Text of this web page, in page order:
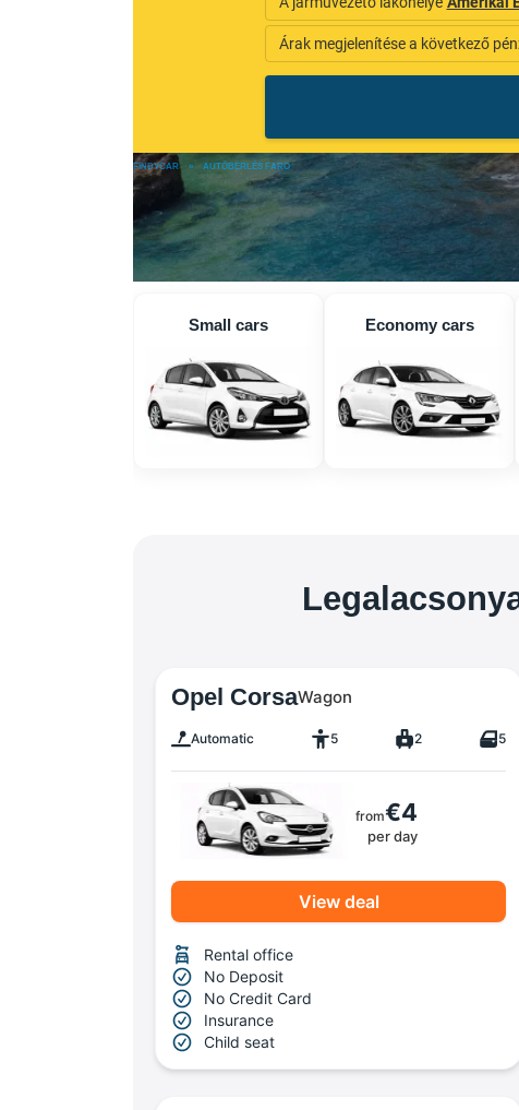
FINDYCAR » AUTÓBÉRLÉS FARO
Small cars Economy cars
Opel CorsaWagon
Automatic 5 2 5
from€4
per day
View deal
Rental office
No Deposit
No Credit Card
Insurance
Child seat